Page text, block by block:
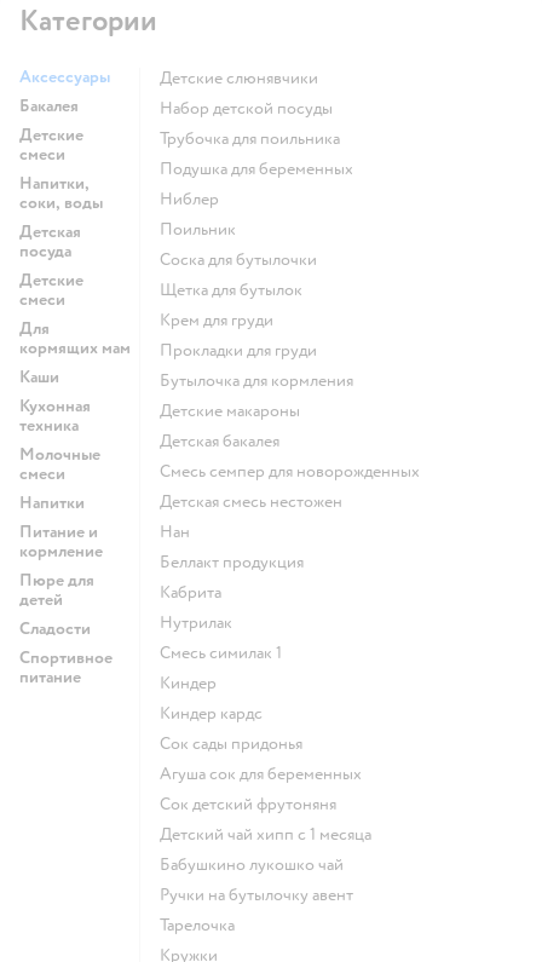
Категории
Аксессуары
Бакалея
Детские
смеси
Напитки,
соки, воды
Детская
посуда
Детские
смеси
Для
кормящих мам
Каши
Кухонная
техника
Молочные
смеси
Напитки
Питание и
кормление
Пюре для
детей
Сладости
Спортивное
питание
Детские слюнявчики
набор детской посуды
трубочка для поильника
подушка для беременных
ниблер
поильник
соска для бутылочки
щетка для бутылок
крем для груди
прокладки для груди
бутылочка для кормления
детские макароны
детская бакалея
смесь семпер для новорожденных
детская смесь нестожен
нан
беллакт продукция
кабрита
нутрилак
смесь симилак 1
киндер
киндер кардс
сок сады придонья
агуша сок для беременных
сок детский фрутоняня
детский чай хипп с 1 месяца
бабушкино лукошко чай
ручки на бутылочку авент
тарелочка
кружки